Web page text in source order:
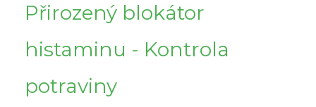
Přirozený blokátor
histaminu - Kontrola
potraviny